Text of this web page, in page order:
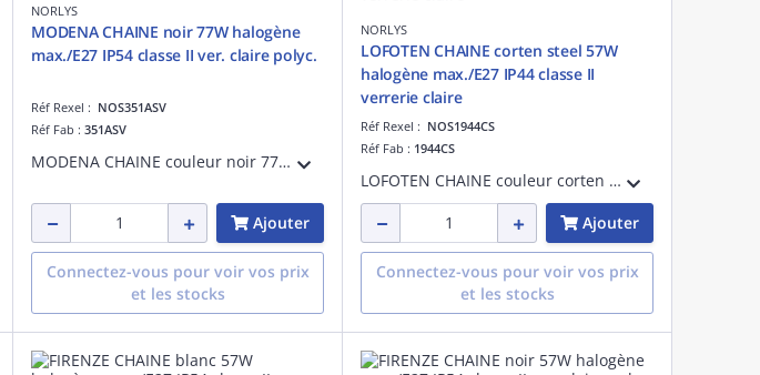
NORLYS
MODENA CHAINE noir 77W halogène
max./E27 IP54 classe II ver. claire polyc.
Réf Rexel : NOS351ASV
Réf Fab : 351ASV
MODENA CHAINE couleur noir 77W halogène max./E27 IP54 classe II verrerie claire polycarbonate
Ajouter
Connectez-vous pour voir vos prix
et les stocks
NORLYS
LOFOTEN CHAINE corten steel 57W
halogène max./E27 IP44 classe II
verrerie claire
Réf Rexel : NOS1944CS
Réf Fab : 1944CS
LOFOTEN CHAINE couleur corten steel 57W halogène max./E27 IP44 cl II verrerie claire
Ajouter
Connectez-vous pour voir vos prix
et les stocks